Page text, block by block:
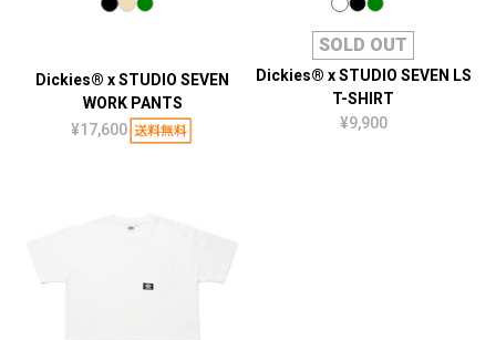
Dickies® x STUDIO SEVEN
WORK PANTS
¥17,600
SOLD OUT
Dickies® x STUDIO SEVEN LS
T-SHIRT
¥9,900